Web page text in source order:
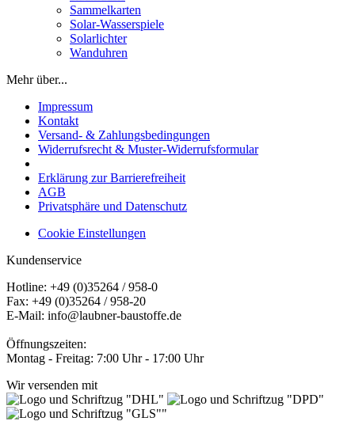
Sammelkarten
Solar-Wasserspiele
Solarlichter
Wanduhren
Mehr über...
Impressum
Kontakt
Versand- & Zahlungsbedingungen
Widerrufsrecht & Muster-Widerrufsformular
Erklärung zur Barrierefreiheit
AGB
Privatsphäre und Datenschutz
Cookie Einstellungen
Kundenservice
Hotline: +49 (0)35264 / 958-0
Fax: +49 (0)35264 / 958-20
E-Mail: info@laubner-baustoffe.de
Öffnungszeiten:
Montag - Freitag: 7:00 Uhr - 17:00 Uhr
Wir versenden mit